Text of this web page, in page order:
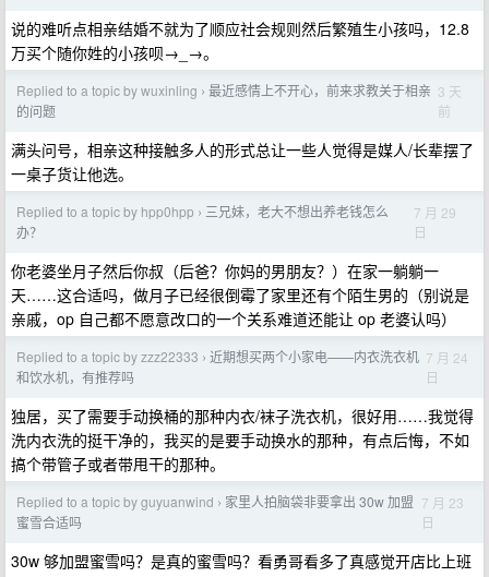
说的难听点相亲结婚不就为了顺应社会规则然后繁殖生小孩吗，12.8
万买个随你姓的小孩呗→_→。
Replied to a topic by wuxinling › 最近感情上不开心，前来求教关于相亲
的问题
3 天
前
满头问号，相亲这种接触多人的形式总让一些人觉得是媒人/长辈摆了
一桌子货让他选。
Replied to a topic by hpp0hpp › 三兄妹，老大不想出养老钱怎么
办？
7 月 29
日
你老婆坐月子然后你叔（后爸？你妈的男朋友？）在家一躺躺一
天……这合适吗，做月子已经很倒霉了家里还有个陌生男的（别说是
亲戚，op 自己都不愿意改口的一个关系难道还能让 op 老婆认吗）
Replied to a topic by zzz22333 › 近期想买两个小家电——内衣洗衣机
和饮水机，有推荐吗
7 月 24
日
独居，买了需要手动换桶的那种内衣/袜子洗衣机，很好用……我觉得
洗内衣洗的挺干净的，我买的是要手动换水的那种，有点后悔，不如
搞个带管子或者带甩干的那种。
Replied to a topic by guyuanwind › 家里人拍脑袋非要拿出 30w 加盟
蜜雪合适吗
7 月 23
日
30w 够加盟蜜雪吗？是真的蜜雪吗？看勇哥看多了真感觉开店比上班